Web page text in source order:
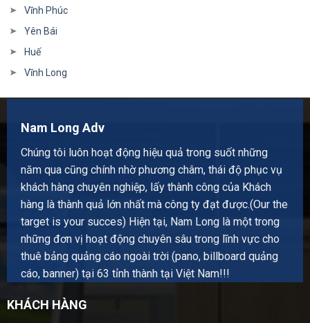
Vĩnh Phúc
Yên Bái
Huế
Vĩnh Long
Nam Long Adv
Chúng tôi luôn hoạt động hiệu quả trong suốt những
năm qua cũng chính nhờ phương châm, thái độ phục vụ
khách hàng chuyên nghiệp, lấy thành công của Khách
hàng là thành quả lớn nhất mà công ty đạt được.(Our the
target is your succes) Hiện tại, Nam Long là một trong
những đơn vị hoạt động chuyên sâu trong lĩnh vực cho
thuê bảng quảng cáo ngoài trời (pano, billboard quảng
cáo, banner) tại 63 tỉnh thành tại Việt Nam!!!
KHÁCH HÀNG